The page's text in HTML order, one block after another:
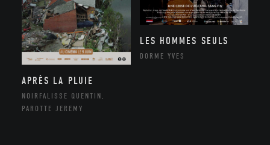
APRÈS LA PLUIE
NOIRFALISSE QUENTIN,
PAROTTE JEREMY
LES HOMMES SEULS
DORME YVES